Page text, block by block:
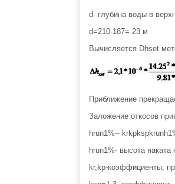
d- глубина воды в
d=210-187= 23 м
Вычисляется Dhset
Приближение
Заложение откосов
hrun1%--
hrun1%- высота
kr,kp-коэффициенты,